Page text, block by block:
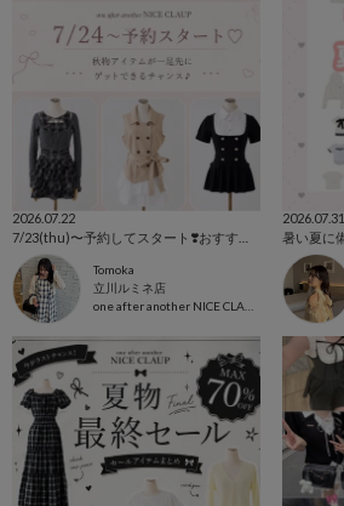
2026.07.22
Tomoka
立川ルミネ店
2026.07.31